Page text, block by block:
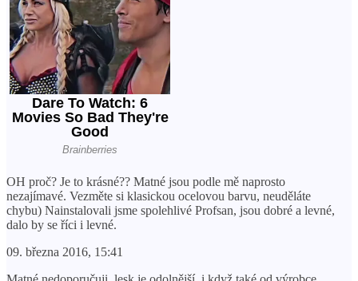
OH proč? Je to krásné?? Matné jsou podle mě naprosto
nezajímavé. Vezměte si klasickou ocelovou barvu, neuděláte
chybu) Nainstalovali jsme spolehlivé Profsan, jsou dobré a levné,
dalo by se říci i levné.
09. března 2016, 15:41